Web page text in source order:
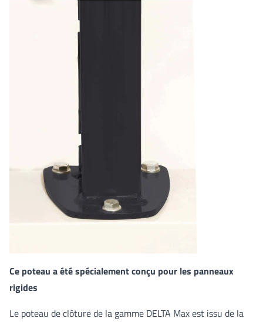
Ce poteau a été spécialement conçu pour les panneaux
rigides
Le poteau de clôture de la gamme DELTA Max est issu de la